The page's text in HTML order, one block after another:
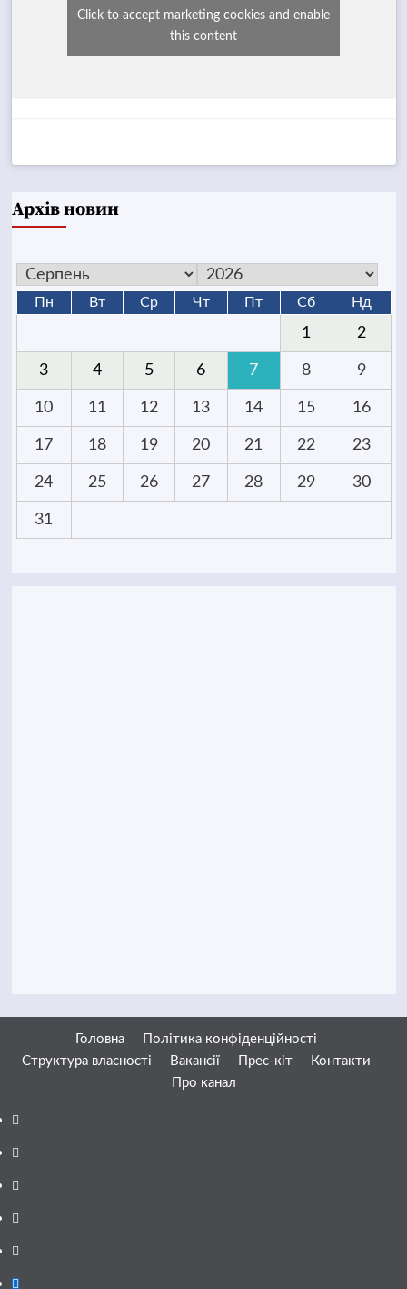
Click to accept marketing cookies and enable
this content
Архів новин
Пн Вт Ср Чт Пт Сб Нд
1 2
3 4 5 6 7 8 9
10 11 12 13 14 15 16
17 18 19 20 21 22 23
24 25 26 27 28 29 30
31
Головна
Політика конфіденційності
Структура власності
Вакансії Прес-кіт
Контакти
Про канал
Facebook
YouTube
Telegram
Instagram
Twitter
Google